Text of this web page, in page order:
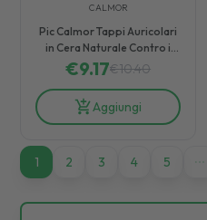
CALMOR
Pic Calmor Tappi Auricolari
in Cera Naturale Contro i
Rumori Eccessivi 12 Pezzi
€9.17€10.40
Aggiungi
11 2 3 4 5